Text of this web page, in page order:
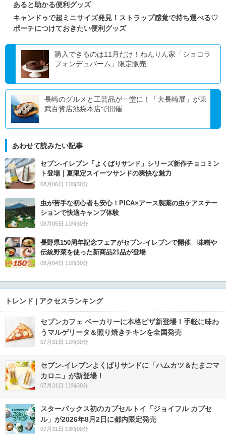
あると助かる便利グッズ
キャンドゥで超ミニサイズ発見！ストラップ感覚で持ち運べる♡
ポーチにつけておきたい便利グッズ
購入できるのは11月だけ！ねんりん家「ショコラ
フォンデュバーム」限定販売
長崎のグルメと工芸品が一堂に！「大長崎展」が東
武百貨店池袋本店で開催
あわせて読みたい記事
セブン‐イレブン「よくばりサンド」シリーズ新作チョコミン
ト登場｜夏限定スイーツサンドの爽快な魅力
08月06日 11時30分
虫が苦手な初心者も安心！PICA×アース製薬の虫ケアステー
ションで快適キャンプ体験
08月05日 11時30分
長野県150周年記念フェアがセブン-イレブンで開催 味噌や
伝統野菜を使った新商品21品が登場
08月04日 11時30分
トレンド | アクセスランキング
セブンカフェ ベーカリーに本格ピザ新登場！手軽に味わ
うマルゲリータ＆照り焼きチキンを全国発売
07月31日 11時30分
セブン‐イレブンよくばりサンドに「ハムカツ＆たまごマ
カロニ」が新登場！
07月31日 11時30分
スターバックス初のカプセルトイ「ジョイフル カプセ
ル」が2026年8月2日に都内限定発売
07月31日 13時00分